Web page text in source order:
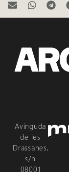
Avinguda
de les
Drassanes,
s/n
08001